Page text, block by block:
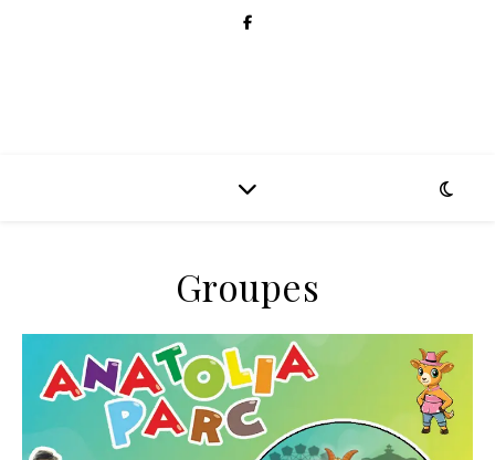
Groupes